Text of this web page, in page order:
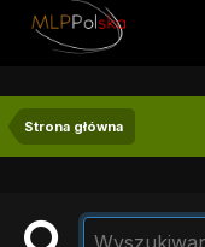
Strona główna